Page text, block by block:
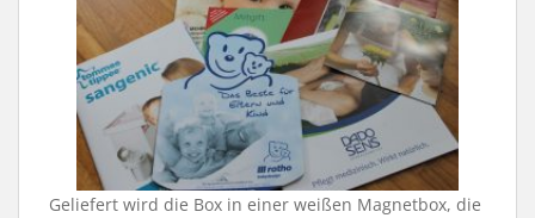
Geliefert wird die Box in einer weißen Magnetbox, die